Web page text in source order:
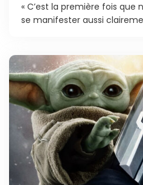
« C’est la première fois que
se manifester aussi